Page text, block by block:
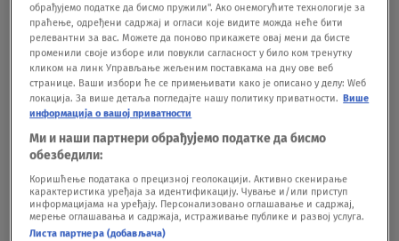
HRONIKA22.07. 11
Advokat Ninić o slučaju "nadstrešnica":
Stiču se uslovi da se na jesen odredi
glavni pretres
HRONIKA19.07.
Oglas
обрађујемо податке да бисмо пружили". Ако онемогућите технологије за
праћење, одређени садржај и огласи које видите можда неће бити
релевантни за вас. Можете да поново прикажете овај мени да бисте
променили своје изборе или повукли сагласност у било ком тренутку
кликом на линк Управљање жељеним поставкама на дну ове веб
странице. Ваши избори ће се примењивати како је описано у делу: Wеб
локација. За више детаља погледајте нашу политику приватности. Више
информација о вашој приватности
Ми и наши партнери обрађујемо податке да бисмо
обезбедили:
Коришћење података о прецизној геолокацији. Активно скенирање
карактеристика уређаја за идентификацију. Чување и/или приступ
информацијама на уређају. Персонализовано оглашавање и садржај,
мерење оглашавања и садржаја, истраживање публике и развој услуга.
Листа партнера (добављача)